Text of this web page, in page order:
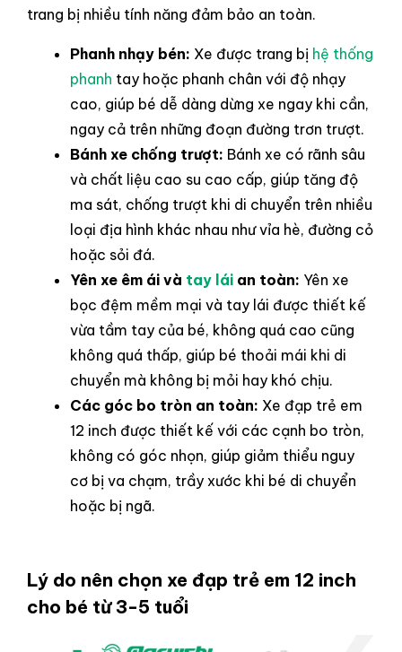
trang bị nhiều tính năng đảm bảo an toàn.
Phanh nhạy bén: Xe được trang bị hệ thống
phanh tay hoặc phanh chân với độ nhạy
cao, giúp bé dễ dàng dừng xe ngay khi cần,
ngay cả trên những đoạn đường trơn trượt.
Bánh xe chống trượt: Bánh xe có rãnh sâu
và chất liệu cao su cao cấp, giúp tăng độ
ma sát, chống trượt khi di chuyển trên nhiều
loại địa hình khác nhau như vỉa hè, đường cỏ
hoặc sỏi đá.
Yên xe êm ái và tay lái an toàn: Yên xe
bọc đệm mềm mại và tay lái được thiết kế
vừa tầm tay của bé, không quá cao cũng
không quá thấp, giúp bé thoải mái khi di
chuyển mà không bị mỏi hay khó chịu.
Các góc bo tròn an toàn: Xe đạp trẻ em
12 inch được thiết kế với các cạnh bo tròn,
không có góc nhọn, giúp giảm thiểu nguy
cơ bị va chạm, trầy xước khi bé di chuyển
hoặc bị ngã.
Lý do nên chọn xe đạp trẻ em 12 inch
cho bé từ 3-5 tuổi